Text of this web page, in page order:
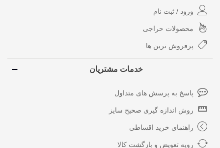
ورود / ثبت نام
محصولات حراجی
پرفروش ترین ها
خدمات مشتریان
پاسخ به پرسش های متداول
روش اندازه گیری صحیح سایز
راهنمای خرید اقساطی
رویه تعویض و بازگشت کالا